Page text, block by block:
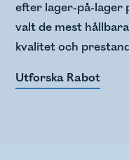
efter lager-på-lager
valt de mest
kvalitet och
Utforska Rabot